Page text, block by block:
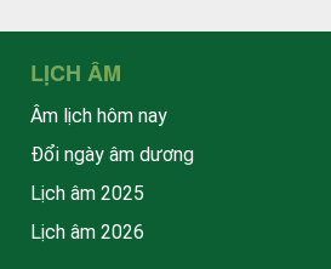
LỊCH ÂM
Âm lịch hôm nay
Đổi ngày âm dương
Lịch âm 2025
Lịch âm 2026